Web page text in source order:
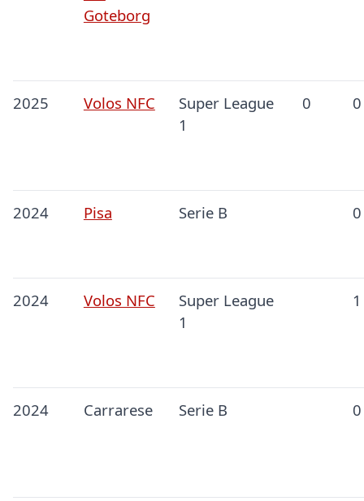
Goteborg
2025 Volos NFC
Super League
1
0 0
2024 Pisa Serie B 0
2024 Volos NFC
Super League
1
1
2024 Carrarese Serie B 0